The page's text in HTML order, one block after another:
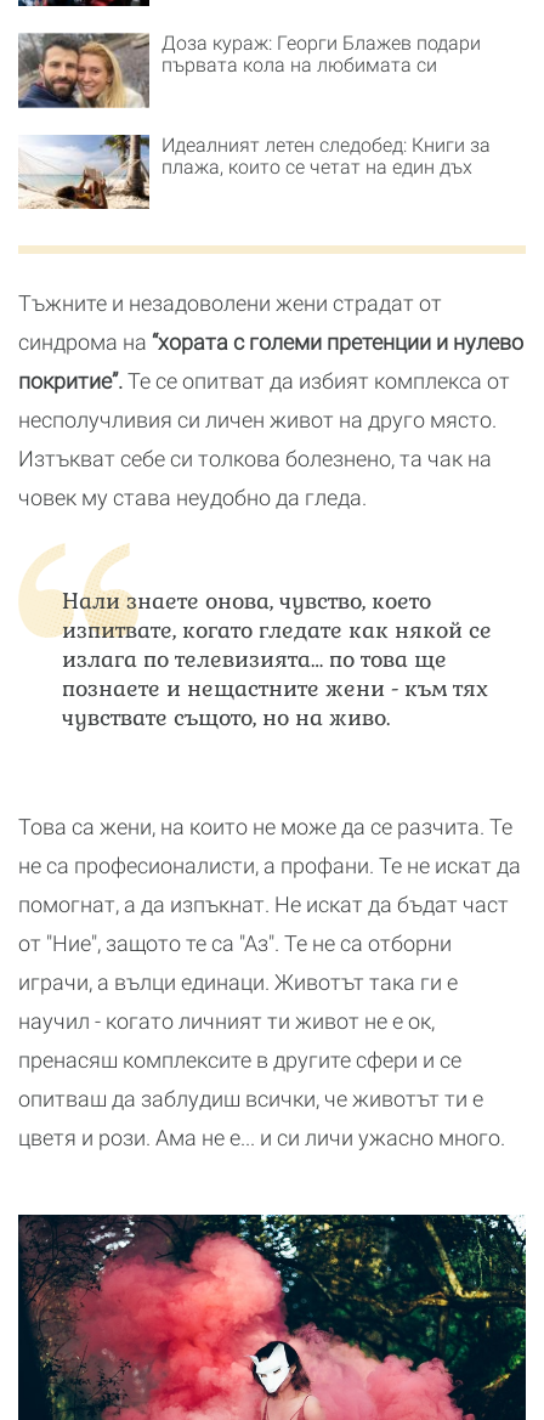
Доза кураж: Георги Блажев подари
първата кола на любимата си
Идеалният летен следобед: Книги за
плажа, които се четат на един дъх
Тъжните и незадоволени жени страдат от
синдрома на “хората с големи претенции и нулево
покритие”.Те се опитват да избият комплекса от
несполучливия си личен живот на друго място.
Изтъкват себе си толкова болезнено, та чак на
човек му става неудобно да гледа.
Нали знаете онова, чувство, което
изпитвате, когато гледате как някой се
излага по телевизията… по това ще
познаете и нещастните жени - към тях
чувствате същото, но на живо.
Това са жени, на които не може да се разчита. Те
не са професионалисти, а профани. Те не искат да
помогнат, а да изпъкнат. Не искат да бъдат част
от "Ние", защото те са "Аз". Те не са отборни
играчи, а вълци единаци. Животът така ги е
научил - когато личният ти живот не е ок,
пренасяш комплексите в другите сфери и се
опитваш да заблудиш всички, че животът ти е
цветя и рози. Ама не е... и си личи ужасно много.